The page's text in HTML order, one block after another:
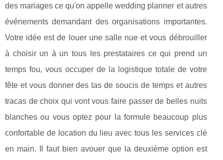
des mariages ce qu'on appelle wedding planner et autres
événements demandant des organisations importantes.
Votre idée est de louer une salle nue et vous débrouiller
à choisir un à un tous les prestataires ce qui prend un
temps fou, vous occuper de la logistique totale de votre
fête et vous donner des tas de soucis de temps et autres
tracas de choix qui vont vous faire passer de belles nuits
blanches ou vous optez pour la formule beaucoup plus
confortable de location du lieu avec tous les services clé
en main. Il faut bien avouer que la deuxième option est